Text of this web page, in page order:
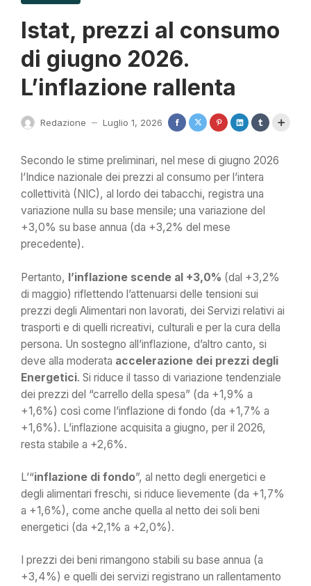
Istat, prezzi al consumo
di giugno 2026.
L’inflazione rallenta
Redazione — Luglio 1, 2026
Secondo le stime preliminari, nel mese di giugno 2026
l’Indice nazionale dei prezzi al consumo per l’intera
collettività (NIC), al lordo dei tabacchi, registra una
variazione nulla su base mensile; una variazione del
+3,0% su base annua (da +3,2% del mese
precedente).
Pertanto, l’inflazione scende al +3,0% (dal +3,2%
di maggio) riflettendo l’attenuarsi delle tensioni sui
prezzi degli Alimentari non lavorati, dei Servizi relativi ai
trasporti e di quelli ricreativi, culturali e per la cura della
persona. Un sostegno all’inflazione, d’altro canto, si
deve alla moderata accelerazione dei prezzi degli
Energetici. Si riduce il tasso di variazione tendenziale
dei prezzi del “carrello della spesa” (da +1,9% a
+1,6%) così come l’inflazione di fondo (da +1,7% a
+1,6%). L’inflazione acquisita a giugno, per il 2026,
resta stabile a +2,6%.
L’“inflazione di fondo”, al netto degli energetici e
degli alimentari freschi, si riduce lievemente (da +1,7%
a +1,6%), come anche quella al netto dei soli beni
energetici (da +2,1% a +2,0%).
I prezzi dei beni rimangono stabili su base annua (a
+3,4%) e quelli dei servizi registrano un rallentamento